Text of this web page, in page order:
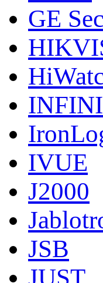
GE
IVUE
J2000
JSB
JUST